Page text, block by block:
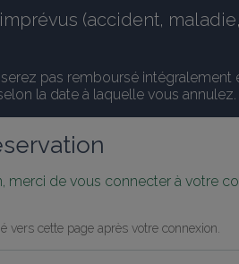
(accident,
pas remboursé intégralement
la date à laquelle vous annulez.
merci de vous connecter à votre
cette page après votre connexion.